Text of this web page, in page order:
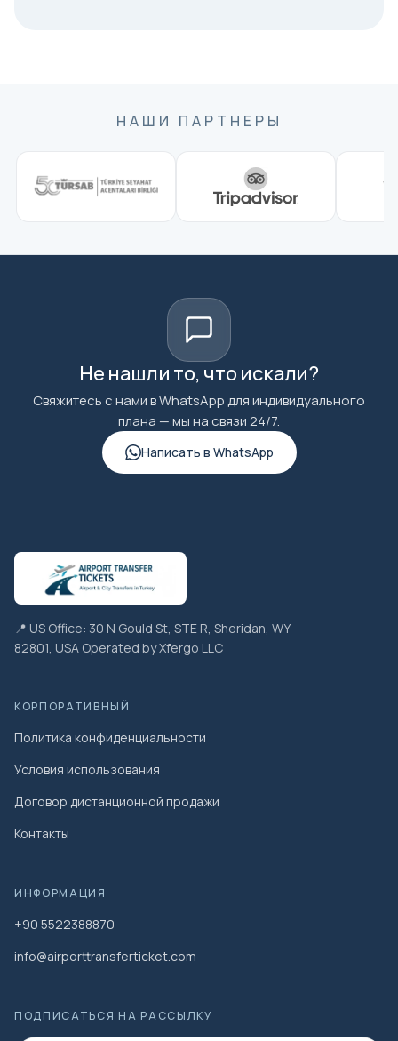
НАШИ ПАРТНЕРЫ
Не нашли то, что искали?
Свяжитесь с нами в WhatsApp для индивидуального
плана — мы на связи 24/7.
Написать в WhatsApp
📍 US Office: 30 N Gould St, STE R, Sheridan, WY
82801, USA Operated by Xfergo LLC
КОРПОРАТИВНЫЙ
Политика конфиденциальности
Условия использования
Договор дистанционной продажи
Контакты
ИНФОРМАЦИЯ
+90 5522388870
info@airporttransferticket.com
ПОДПИСАТЬСЯ НА РАССЫЛКУ